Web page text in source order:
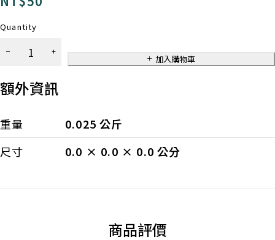
Quantity
袋
量
加入購物車
額外資訊
重量
0.025 公斤
尺寸
0.0 × 0.0 × 0.0 公分
商品評價